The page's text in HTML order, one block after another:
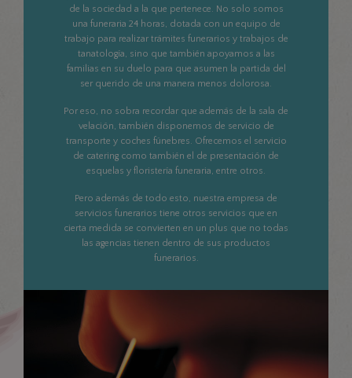
de la sociedad a la que pertenece. No solo somos
una funeraria 24 horas, dotada con un equipo de
trabajo para realizar trámites funerarios y trabajos de
tanatología, sino que también apoyamos a las
familias en su duelo para que asumen la partida del
ser querido de una manera menos dolorosa.
Por eso, no sobra recordar que además de la sala de
velación, también disponemos de servicio de
transporte y coches fúnebres. Ofrecemos el servicio
de catering como también el de presentación de
esquelas y floristería funeraria, entre otros.
Pero además de todo esto, nuestra empresa de
servicios funerarios tiene otros servicios que en
cierta medida se convierten en un plus que no todas
las agencias tienen dentro de sus productos
funerarios.